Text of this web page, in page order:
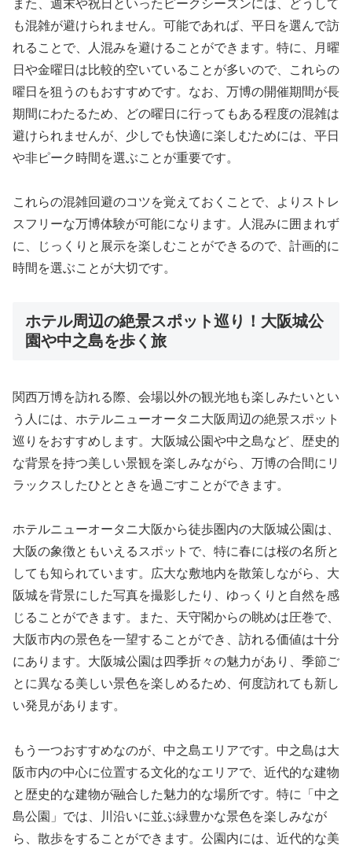
また、週末や祝日といったピークシーズンには、どうして
も混雑が避けられません。可能であれば、平日を選んで訪
れることで、人混みを避けることができます。特に、月曜
日や金曜日は比較的空いていることが多いので、これらの
曜日を狙うのもおすすめです。なお、万博の開催期間が長
期間にわたるため、どの曜日に行ってもある程度の混雑は
避けられませんが、少しでも快適に楽しむためには、平日
や非ピーク時間を選ぶことが重要です。
これらの混雑回避のコツを覚えておくことで、よりストレ
スフリーな万博体験が可能になります。人混みに囲まれず
に、じっくりと展示を楽しむことができるので、計画的に
時間を選ぶことが大切です。
ホテル周辺の絶景スポット巡り！大阪城公
園や中之島を歩く旅
関西万博を訪れる際、会場以外の観光地も楽しみたいとい
う人には、ホテルニューオータニ大阪周辺の絶景スポット
巡りをおすすめします。大阪城公園や中之島など、歴史的
な背景を持つ美しい景観を楽しみながら、万博の合間にリ
ラックスしたひとときを過ごすことができます。
ホテルニューオータニ大阪から徒歩圏内の大阪城公園は、
大阪の象徴ともいえるスポットで、特に春には桜の名所と
しても知られています。広大な敷地内を散策しながら、大
阪城を背景にした写真を撮影したり、ゆっくりと自然を感
じることができます。また、天守閣からの眺めは圧巻で、
大阪市内の景色を一望することができ、訪れる価値は十分
にあります。大阪城公園は四季折々の魅力があり、季節ご
とに異なる美しい景色を楽しめるため、何度訪れても新し
い発見があります。
もう一つおすすめなのが、中之島エリアです。中之島は大
阪市内の中心に位置する文化的なエリアで、近代的な建物
と歴史的な建物が融合した魅力的な場所です。特に「中之
島公園」では、川沿いに並ぶ緑豊かな景色を楽しみなが
ら、散歩をすることができます。公園内には、近代的な美